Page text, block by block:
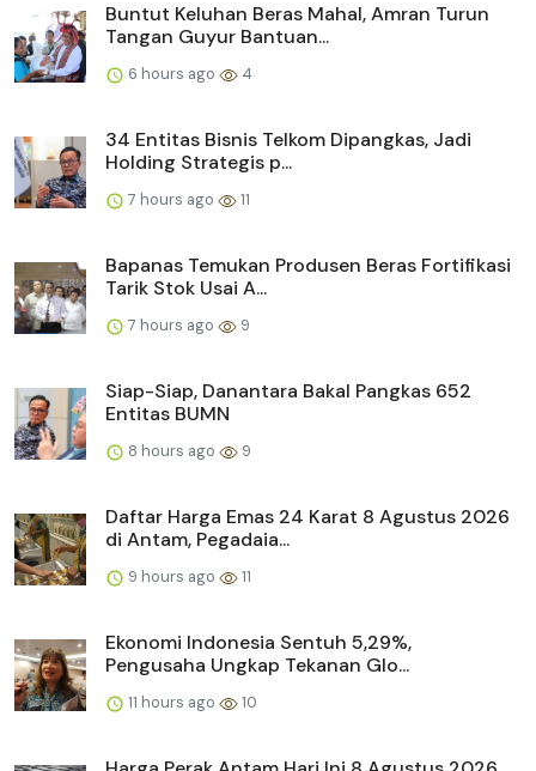
Buntut Keluhan Beras Mahal, Amran Turun
Tangan Guyur Bantuan...
6 hours ago 4
34 Entitas Bisnis Telkom Dipangkas, Jadi
Holding Strategis p...
7 hours ago 11
Bapanas Temukan Produsen Beras Fortifikasi
Tarik Stok Usai A...
7 hours ago 9
Siap-Siap, Danantara Bakal Pangkas 652
Entitas BUMN
8 hours ago 9
Daftar Harga Emas 24 Karat 8 Agustus 2026
di Antam, Pegadaia...
9 hours ago 11
Ekonomi Indonesia Sentuh 5,29%,
Pengusaha Ungkap Tekanan Glo...
11 hours ago 10